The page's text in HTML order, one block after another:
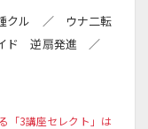
クル ／ ウナ二転
ド 逆扇発進 ／
「3講座セレクト」は